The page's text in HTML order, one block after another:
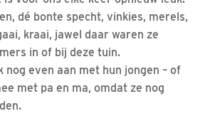
dé bonte specht, vinkies, merels,
kraai, jawel daar waren ze
in of bij deze tuin.
nog even aan met hun jongen – of
met pa en ma, omdat ze nog